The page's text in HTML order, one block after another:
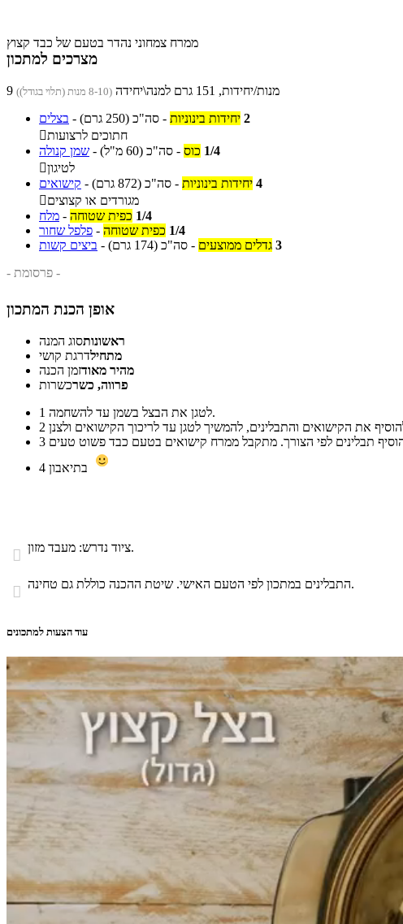
ממרח צמחוני נהדר בטעם של כבד קצוץ
מצרכים למתכון
9 מנות/יחידות, 151 גרם למנה\יחידה (8-10 מנות (תלוי בגודל))
בצלים - 2 יחידות בינוניות - סה"כ (250 גרם)
חתוכים לרצועות
שמן קנולה - 1/4 כוס - סה"כ (60 מ"ל)
לטיגון
קישואים - 4 יחידות בינוניות - סה"כ (872 גרם)
מגורדים או קצוצים
מלח - 1/4 כפית שטוחה
פלפל שחור - 1/4 כפית שטוחה
ביצים קשות - 3 גדלים ממוצעים - סה"כ (174 גרם)
- פרסומת -
אופן הכנת המתכון
ראשונותסוג המנה
מתחילדרגת קושי
מהיר מאודזמן הכנה
פרווה, כשרכשרות
1
לטגן את הבצל בשמן עד להשחמה.
2
3
4
 ציוד נדרש: מעבד מזון.
 התבלינים במתכון לפי הטעם האישי. שיטת ההכנה כוללת גם טחינה.
עוד הצעות למתכונים